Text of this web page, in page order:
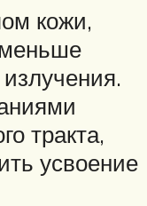
кожи,
тракта,
усвоение